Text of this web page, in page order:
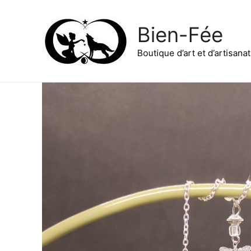
Bien-Fée
Boutique d’art et d’artisanat